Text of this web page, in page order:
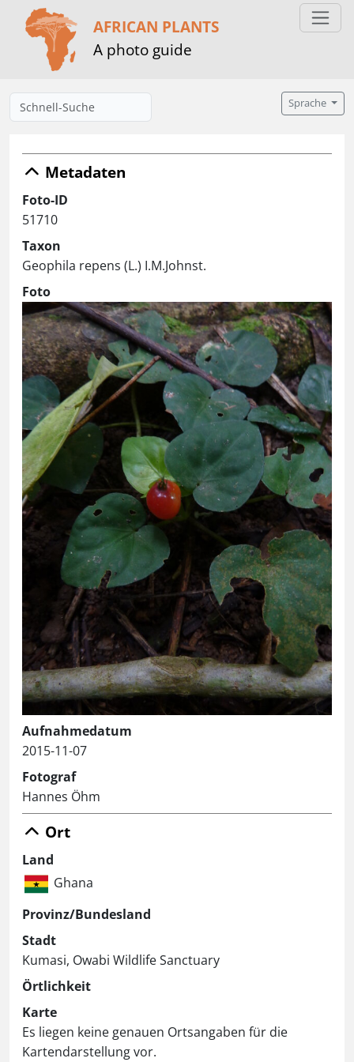
AFRICAN PLANTS
A photo guide
Sprache
Metadaten
Foto-ID
51710
Taxon
Geophila repens (L.) I.M.Johnst.
Foto
Aufnahmedatum
2015-11-07
Fotograf
Hannes Öhm
Ort
Land
Ghana
Provinz/Bundesland
Stadt
Kumasi, Owabi Wildlife Sanctuary
Örtlichkeit
Karte
Es liegen keine genauen Ortsangaben für die
Kartendarstellung vor.